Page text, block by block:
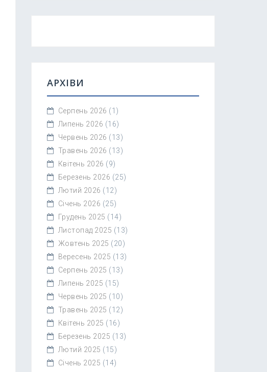
АРХІВИ
Серпень 2026 (1)
Липень 2026 (16)
Червень 2026 (13)
Травень 2026 (13)
Квітень 2026 (9)
Березень 2026 (25)
Лютий 2026 (12)
Січень 2026 (25)
Грудень 2025 (14)
Листопад 2025 (13)
Жовтень 2025 (20)
Вересень 2025 (13)
Серпень 2025 (13)
Липень 2025 (15)
Червень 2025 (10)
Травень 2025 (12)
Квітень 2025 (16)
Березень 2025 (13)
Лютий 2025 (15)
Січень 2025 (14)